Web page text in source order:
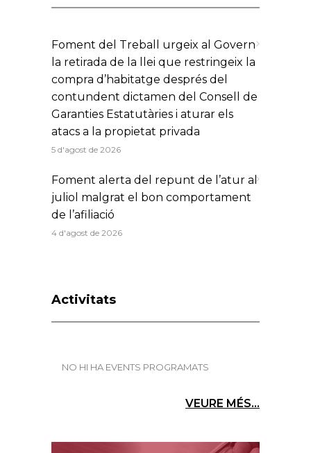
Foment del Treball urgeix al Govern
la retirada de la llei que restringeix la
compra d’habitatge després del
contundent dictamen del Consell de
Garanties Estatutàries i aturar els
atacs a la propietat privada
5 d'agost de 2026
Foment alerta del repunt de l’atur al
juliol malgrat el bon comportament
de l’afiliació
4 d'agost de 2026
Activitats
NO HI HA EVENTS PROGRAMATS
VEURE MÉS...